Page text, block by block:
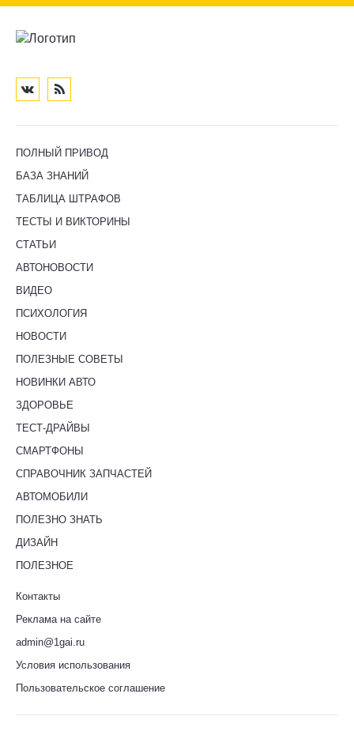
ПОЛНЫЙ ПРИВОД
БАЗА ЗНАНИЙ
ТАБЛИЦА ШТРАФОВ
ТЕСТЫ И ВИКТОРИНЫ
СТАТЬИ
АВТОНОВОСТИ
ВИДЕО
ПСИХОЛОГИЯ
НОВОСТИ
ПОЛЕЗНЫЕ СОВЕТЫ
НОВИНКИ АВТО
ЗДОРОВЬЕ
ТЕСТ-ДРАЙВЫ
СМАРТФОНЫ
СПРАВОЧНИК ЗАПЧАСТЕЙ
АВТОМОБИЛИ
ПОЛЕЗНО ЗНАТЬ
ДИЗАЙН
ПОЛЕЗНОЕ
Контакты
Реклама на сайте
admin@1gai.ru
Условия использования
Пользовательское соглашение